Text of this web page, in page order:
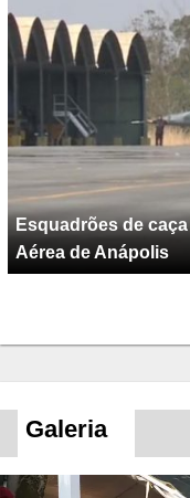
Esquadrões de
Aérea de Anápolis
Galeria